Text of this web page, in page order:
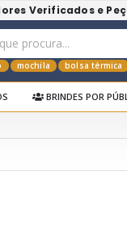
Verificados e
mochila bolsa térmica
BRINDES POR